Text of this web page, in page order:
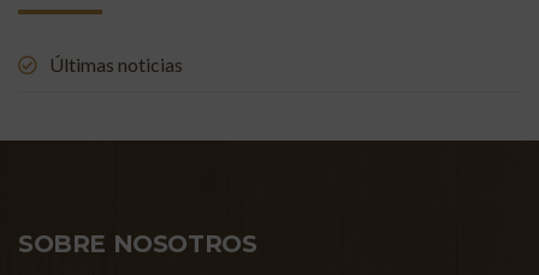
Últimas noticias
SOBRE NOSOTROS